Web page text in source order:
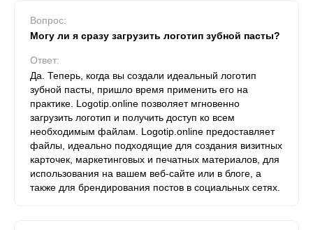
Вопрос:
Могу ли я сразу загрузить логотип зубной пасты?
Ответ:
Да. Теперь, когда вы создали идеальный логотип
зубной пасты, пришло время применить его на
практике. Logotip.online позволяет мгновенно
загрузить логотип и получить доступ ко всем
необходимым файлам. Logotip.online предоставляет
файлы, идеально подходящие для создания визитных
карточек, маркетинговых и печатных материалов, для
использования на вашем веб-сайте или в блоге, а
также для брендирования постов в социальных сетях.